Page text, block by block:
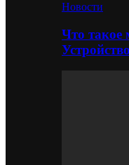
Новости
Что такое